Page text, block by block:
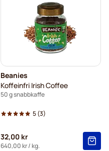
Beanies
Koffeinfri Irish Coffee
50 g snabbkaffe
5(3)
32,00 kr
640,00 kr/ kg.